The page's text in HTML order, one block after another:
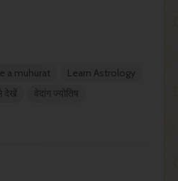
a muhurat
Learn Astrology
देखें वेदांग ज्योतिष